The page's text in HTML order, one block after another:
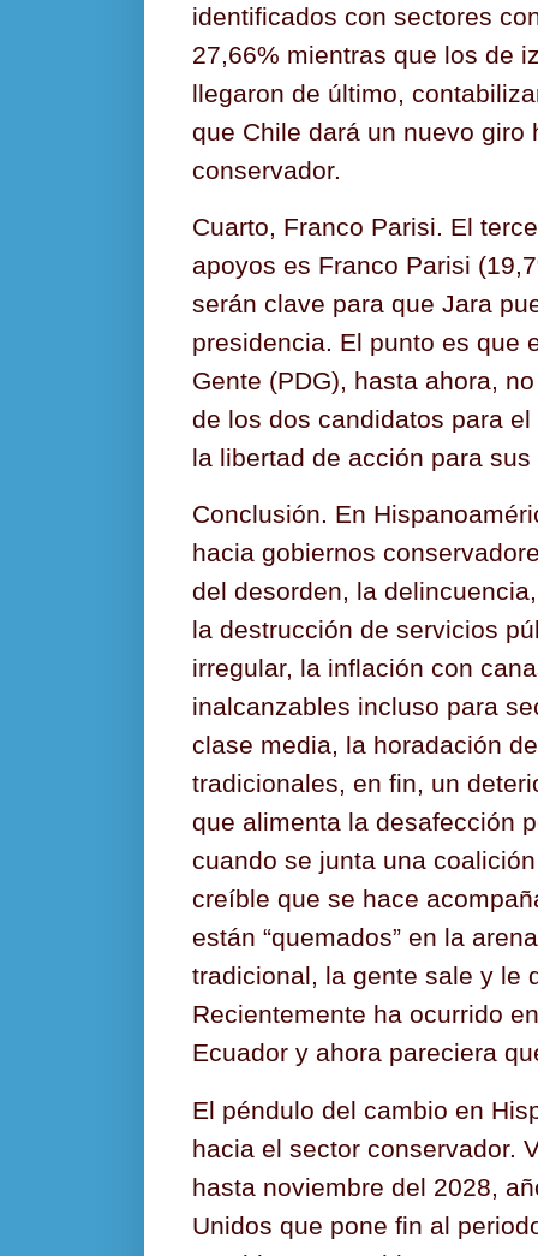
identificados con sectores
27,66% mientras que los de
llegaron de último,
que Chile dará un nuevo giro
conservador.
Cuarto, Franco Parisi. El
apoyos es Franco Parisi
serán clave para que Jara
presidencia. El punto es que
Gente (PDG), hasta ahora,
de los dos candidatos para
la libertad de acción para
Conclusión. En
hacia gobiernos
del desorden, la
la destrucción de servicios
irregular, la inflación con
inalcanzables incluso para
clase media, la horadación
tradicionales, en fin, un
que alimenta la desafección
cuando se junta una
creíble que se hace
están “quemados” en la
tradicional, la gente sale y le
Recientemente ha ocurrido
Ecuador y ahora pareciera
El péndulo del cambio en
hacia el sector conservador.
hasta noviembre del 2028,
Unidos que pone fin al